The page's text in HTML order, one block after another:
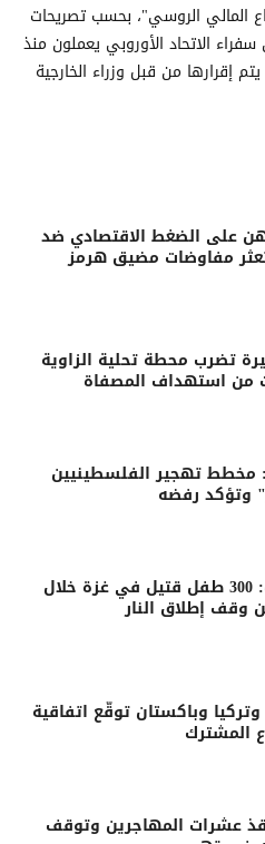
المالي الروسي"، بحسب تصريحات
الاتحاد الأوروبي يعملون منذ
إقرارها من قبل وزراء الخارجية
على الضغط الاقتصادي ضد
مفاوضات مضيق هرمز
تضرب محطة تحلية الزاوية
من استهداف المصفاة
مخطط تهجير الفلسطينيين
وتؤكد رفضه
اليونيسف: 300 طفل قتيل في غزة خلال
وباكستان توقّع اتفاقية
المشترك
عشرات المهاجرين وتوقف